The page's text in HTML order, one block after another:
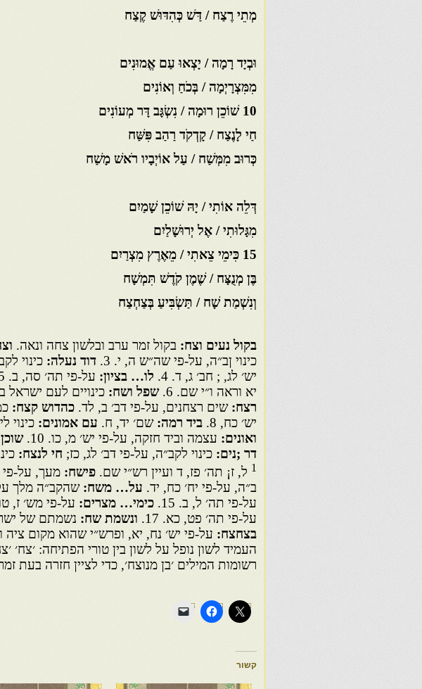
מְתֵי רֶצַח / דַּשׁ כְּהִדּוּשׁ קֶצַח
וּבְיָד רָמָה / יָצְאוּ עַם אֱמוּנִים
מִמִּצְרָיְמָה / בְּכֹחַ וְאוֹנִים
10 שׁוֹכֵן רוּמָה / נִשְׂגָּב דָּר מְעוֹנִים
חַי לָנֶצַח / קָדְקֹד רַהַב פִּשַּׁח
כְּרוּב מִמְּשַׁח / עַל אוֹיְבָיו רֹאשׁ מָשַׁח
דְּלֵה אוֹתִי / יָהּ שׁוֹכֵן שָׁמַיִם
מִגָּלוּתִי / אֶל יְרוּשָׁלַיִם
15 כִּימֵי צֵאתִי / מֵאֶרֶץ מִצְרַיִם
בֶּן מְנֻצָּח / שֶׁמֶן קֹדֶשׁ תִּמְשָׁח
וְנִשְׁמַת שָׁח / תַּשְׂבִּיעַ בְּצַחְצַח
בקול נעים וצח: בקול זמר ערב ובלשון צחה ונאה.
כינוי ןב״ה, על-פי שה״ש ה, י. 3.
דוד נעלה: כינוי
יש׳ לג, ; חב׳ ג, ד. 4.
לו… בציון: על-פי תה׳ סה, ב. 5.
יא וראה ו״י שם. 6.
שפל ושח: כינויים לעם ישראל
רצח:שים רצחנים, על-פי דב׳ ב, לד. כהדוש קצח:
יש׳ כח, 8.
ביד רמה:שם׳ יד, ח. עם אמונים: כינוי
ואונים: עצמה וביד חזקה, על-פי יש׳ מ, כו. 10.
דר ;נים: כינוי לקב״ה, על-פי דב׳ לג, כז; חי לנצח:
1 ל, ז¡ תה׳ פז, ד ועיין רש״י שם. פישח: מעך, על-פי
ב״ה, על-פי יח׳ כח, יד. על… משח:שהקב״ה מלך על
על-פי תה׳ ל, ב. 15.
כימי… מצרים: על-פי מש׳ ז, טו.
על-פי תה׳ פט, כא. 17.
ונשמת שח: נשמתם של
בצחצח: על-פי יש׳ נח, יא, ופרש״י שהוא מקום ציה
העמיד לשון נופל על לשון בין טורי הפתיחה: ׳צח׳
רשומות המילים ׳בן מנוצח׳, כדי לציין חזרה בעת
קשור